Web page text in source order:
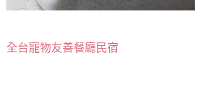
全台寵物友善餐廳民宿